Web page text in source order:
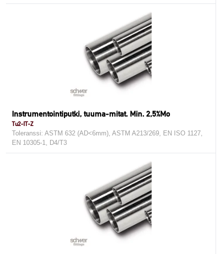
Instrumentointiputki, tuuma-mitat. Min. 2,5%Mo
Tu2-IT-Z
Toleranssi: ASTM 632 (AD<6mm), ASTM A213/269, EN ISO 1127,
EN 10305-1, D4/T3